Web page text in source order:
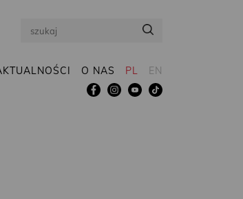
Search
O NAS PL EN